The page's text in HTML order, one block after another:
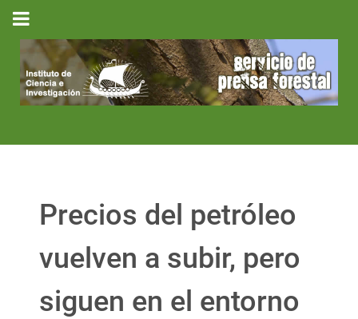
Precios del petróleo
vuelven a subir, pero
siguen en el entorno